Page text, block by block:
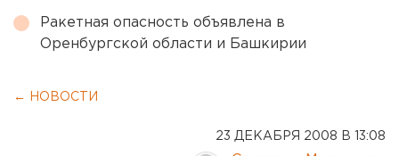
Ракетная опасность объявлена в
Оренбургской области и Башкирии
← НОВОСТИ
23 ДЕКАБРЯ 2008 В 13:08